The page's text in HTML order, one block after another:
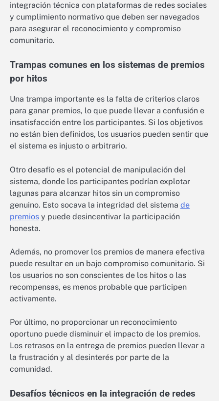
integración técnica con plataformas de redes sociales
y cumplimiento normativo que deben ser navegados
para asegurar el reconocimiento y compromiso
comunitario.
Trampas comunes en los sistemas de premios
por hitos
Una trampa importante es la falta de criterios claros
para ganar premios, lo que puede llevar a confusión e
insatisfacción entre los participantes. Si los objetivos
no están bien definidos, los usuarios pueden sentir que
el sistema es injusto o arbitrario.
Otro desafío es el potencial de manipulación del
sistema, donde los participantes podrían explotar
lagunas para alcanzar hitos sin un compromiso
genuino. Esto socava la integridad del sistema de
premios y puede desincentivar la participación
honesta.
Además, no promover los premios de manera efectiva
puede resultar en un bajo compromiso comunitario. Si
los usuarios no son conscientes de los hitos o las
recompensas, es menos probable que participen
activamente.
Por último, no proporcionar un reconocimiento
oportuno puede disminuir el impacto de los premios.
Los retrasos en la entrega de premios pueden llevar a
la frustración y al desinterés por parte de la
comunidad.
Desafíos técnicos en la integración de redes